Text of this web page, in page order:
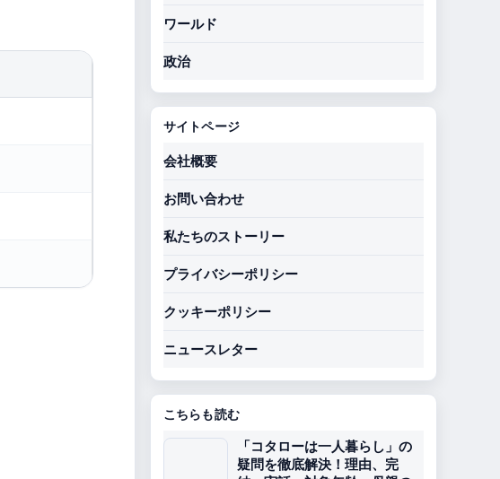
ワールド
政治
サイトページ
会社概要
お問い合わせ
私たちのストーリー
プライバシーポリシー
クッキーポリシー
ニュースレター
こちらも読む
「コタローは一人暮らし」の
疑問を徹底解決！理由、完